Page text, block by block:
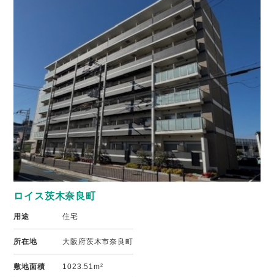
ロイス茨木奈良町
用途 住宅
所在地 大阪府茨木市奈良町
敷地面積 1023.51m²